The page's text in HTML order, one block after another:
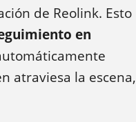
de Reolink. Esto
en
atraviesa la escena,